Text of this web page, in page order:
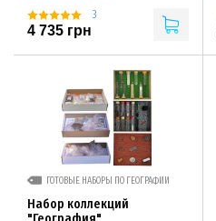
3
4 735 грн
ГОТОВЫЕ НАБОРЫ ПО ГЕОГРАФИИ
Набор коллекций